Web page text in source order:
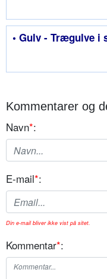
• Gulv - Trægulve i
Kommentarer og
Navn*:
E-mail*:
Din e-mail bliver ikke vist på sitet.
Kommentar*: